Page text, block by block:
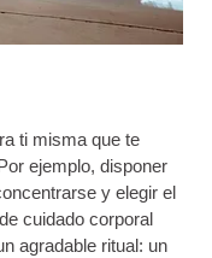
ti misma que te
ejemplo, disponer
y elegir el
cuidado corporal
agradable ritual: un